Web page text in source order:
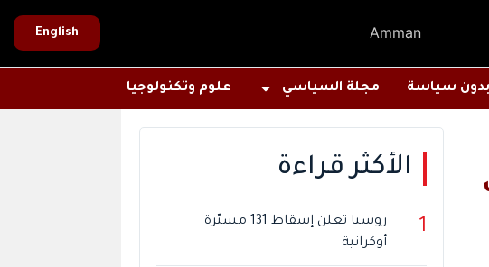
Amman
English
بدون سياسة مجلة السياسي علوم وتكنولوجيا
الأكثر قراءة
1
روسيا تعلن إسقاط 131 مسيّرة
أوكرانية